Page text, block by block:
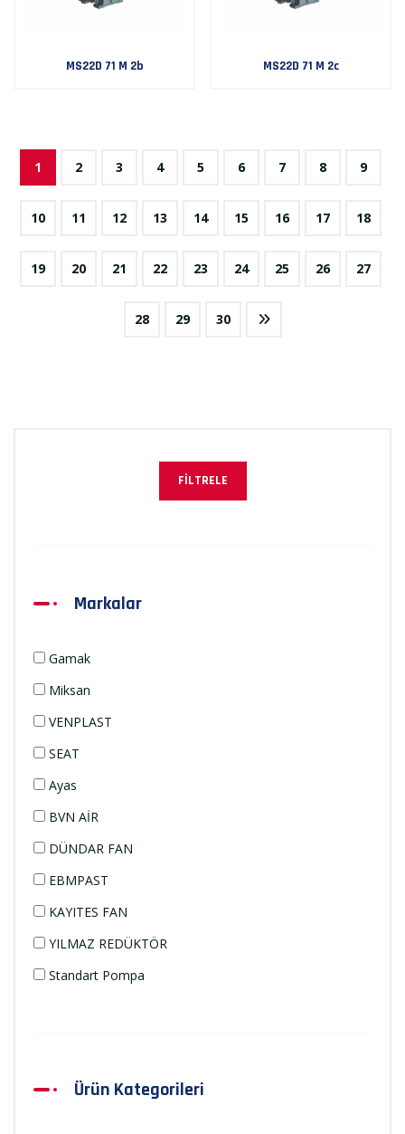
MS22D 71 M 2b MS22D 71 M 2c
1 2 3 4 5 6 7 8 9
10 11 12 13 14 15 16 17 18
19 20 21 22 23 24 25 26 27
28 29 30
FILTRELE
Markalar
Gamak
Miksan
VENPLAST
SEAT
Ayas
BVN AİR
DÜNDAR FAN
EBMPAST
KAYITES FAN
YILMAZ REDÜKTÖR
Standart Pompa
Ürün Kategorileri